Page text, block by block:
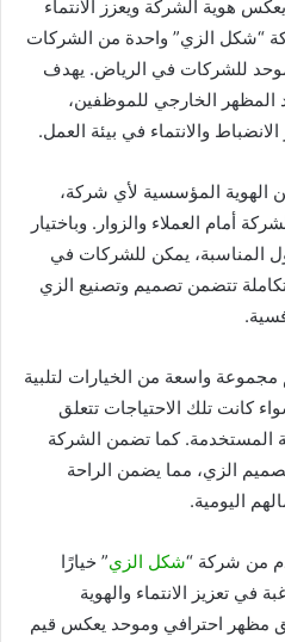
هوية الشركة ويعزز الانتماء
“شكل الزي” واحدة من الشركات
للشركات في الرياض. يهدف
المظهر الخارجي للموظفين،
والانتماء في بيئة العمل.
الهوية المؤسسية لأي شركة،
أمام العملاء والزوار. وباختيار
المناسبة، يمكن للشركات في
تتضمن تصميم وتصنيع الزي
واسعة من الخيارات لتلبية
كانت تلك الاحتياجات تتعلق
المستخدمة. كما تضمن الشركة
الزي، مما يضمن الراحة
اليومية.
من شركة “شكل الزي” خيارًا
في تعزيز الانتماء والهوية
مظهر احترافي وموحد يعكس قيم